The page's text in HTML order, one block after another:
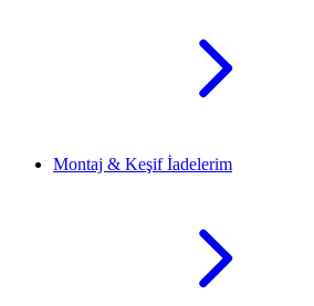
Montaj & Keşif İadelerim